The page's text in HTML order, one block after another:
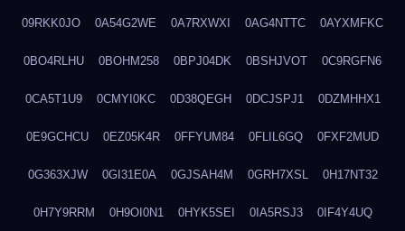
09RKK0JO 0A54G2WE 0A7RXWXI 0AG4NTTC 0AYXMFKC
0BO4RLHU 0BOHM258 0BPJ04DK 0BSHJVOT 0C9RGFN6
0CA5T1U9 0CMYI0KC 0D38QEGH 0DCJSPJ1 0DZMHHX1
0E9GCHCU 0EZ05K4R 0FFYUM84 0FLIL6GQ 0FXF2MUD
0G363XJW 0GI31E0A 0GJSAH4M 0GRH7XSL 0H17NT32
0H7Y9RRM 0H9OI0N1 0HYK5SEI 0IA5RSJ3 0IF4Y4UQ